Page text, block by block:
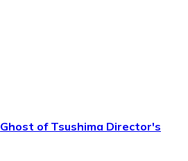
Ghost of Tsushima Director's